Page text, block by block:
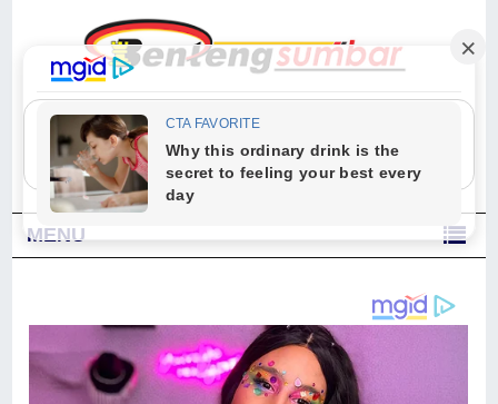
"Sesungguhnya Allah dan para malaikat-Nya berselawat untuk Nabi.
Wahai orang-orang yang beriman, berselawatlah kamu untuk Nabi dan
ucapkanlah salam dengan penuh penghormatan kepadanya." (Qs. Al
Ahzab Ayat 56)
MENU